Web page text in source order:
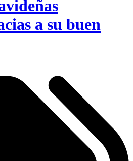
a su buen